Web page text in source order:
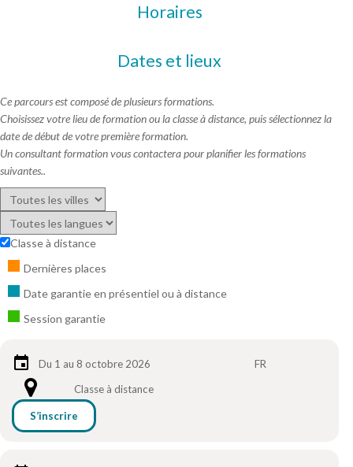
Horaires
Dates et lieux
Ce parcours est composé de plusieurs formations.
Choisissez votre lieu de formation ou la classe à distance, puis sélectionnez la
date de début de votre première formation.
Un consultant formation vous contactera pour planifier les formations
suivantes..
Classe à distance
Dernières places
Date garantie en présentiel ou à distance
Session garantie
Du 1 au 8 octobre 2026
FR
Classe à distance
S’inscrire